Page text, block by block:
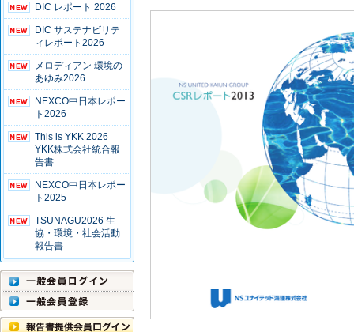
DIC レポート 2026
DIC サステナビリテ
ィレポート2026
メロディアン 環境の
あゆみ2026
NEXCO中日本レポー
ト2026
This is YKK 2026
YKK株式会社統合報
告書
NEXCO中日本レポー
ト2025
TSUNAGU2026 生
協・環境・社会活動
報告書